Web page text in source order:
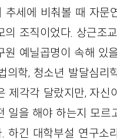
추세에 비춰볼 때 자문
의 조직이었다. 상근조
원 예닐곱명이 속해 있
의학, 청소년 발달심리
제각각 달랐지만, 자신
일을 해야 하는지 모르
하긴 대학부설 연구소